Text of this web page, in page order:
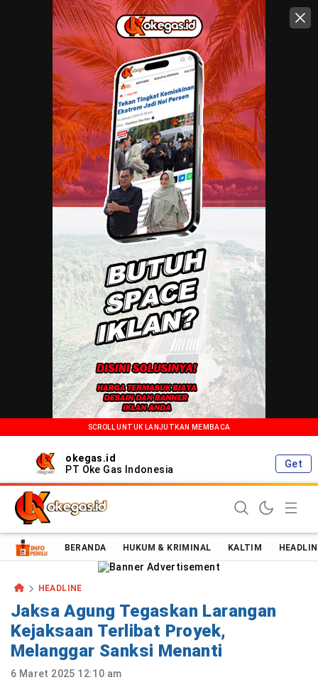
SCROLL UNTUK LANJUTKAN MEMBACA
okegas.id
PT Oke Gas Indonesia
Get
Oke Gas Indonesia | Energi Positif Informasi Terkini!
BERANDA HUKUM & KRIMINAL KALTIM
HEADLINE
Jaksa Agung Tegaskan Larangan
Kejaksaan Terlibat Proyek,
Melanggar Sanksi Menanti
6 Maret 2025 12:10 am